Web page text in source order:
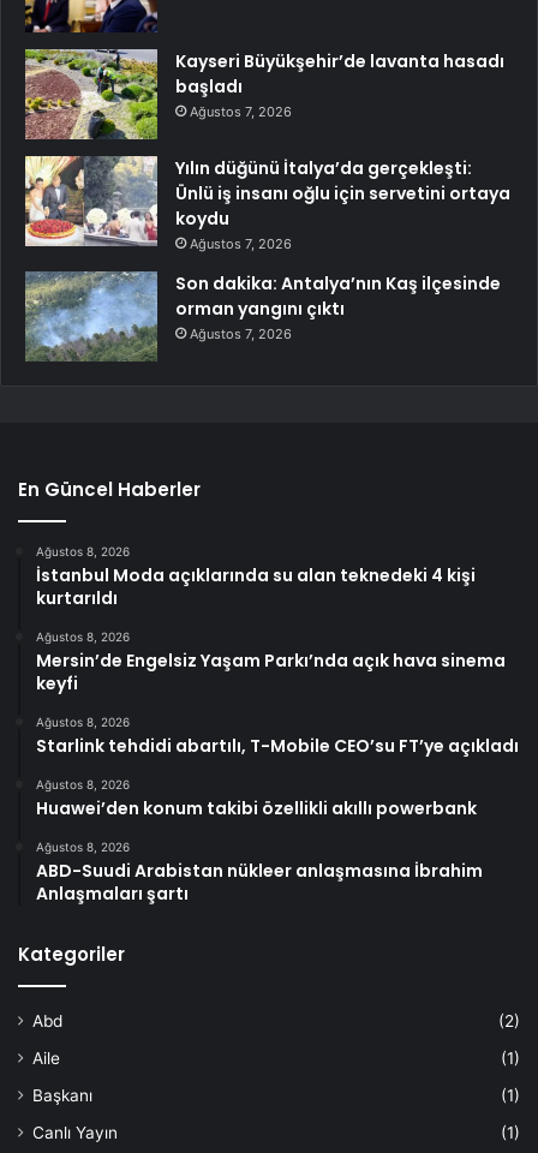
Kayseri Büyükşehir’de lavanta hasadı
başladı
Ağustos 7, 2026
Yılın düğünü İtalya’da gerçekleşti:
Ünlü iş insanı oğlu için servetini ortaya
koydu
Ağustos 7, 2026
Son dakika: Antalya’nın Kaş ilçesinde
orman yangını çıktı
Ağustos 7, 2026
En Güncel Haberler
Ağustos 8, 2026
İstanbul Moda açıklarında su alan teknedeki 4 kişi
kurtarıldı
Ağustos 8, 2026
Mersin’de Engelsiz Yaşam Parkı’nda açık hava sinema
keyfi
Ağustos 8, 2026
Starlink tehdidi abartılı, T-Mobile CEO’su FT’ye açıkladı
Ağustos 8, 2026
Huawei’den konum takibi özellikli akıllı powerbank
Ağustos 8, 2026
ABD-Suudi Arabistan nükleer anlaşmasına İbrahim
Anlaşmaları şartı
Kategoriler
Abd
(2)
Aile
(1)
Başkanı
(1)
Canlı Yayın
(1)